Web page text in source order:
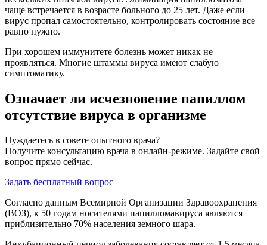
чаще встречается в возрасте больного до 25 лет. Даже если
вирус пропал самостоятельно, контролировать состояние все
равно нужно.
При хорошем иммунитете болезнь может никак не
проявляться. Многие штаммы вируса имеют слабую
симптоматику.
Означает ли исчезновение папиллом
отсутствие вируса в организме
Нуждаетесь в совете опытного врача?
Получите консультацию врача в онлайн-режиме. Задайте свой
вопрос прямо сейчас.
Задать бесплатный вопрос
Согласно данным Всемирной Организации Здравоохранения
(ВОЗ), к 50 годам носителями папилломавируса являются
приблизительно 70% населения земного шара.